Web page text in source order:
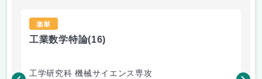
楽単
工業数学特論(16)
工学研究科 機械サイエンス専攻